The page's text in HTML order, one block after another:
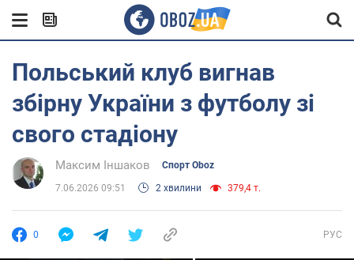
Польський клуб вигнав
збірну України з футболу зі
свого стадіону
Максим Іншаков Спорт Oboz
7.06.2026 09:51 2 хвилини 379,4 т.
0 РУС